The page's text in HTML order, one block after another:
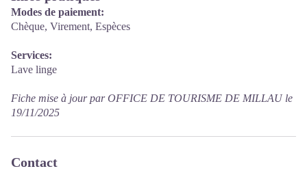
Modes de paiement:
Chèque, Virement, Espèces
Services:
Lave linge
Fiche mise à jour par OFFICE DE TOURISME DE MILLAU le
19/11/2025
Contact